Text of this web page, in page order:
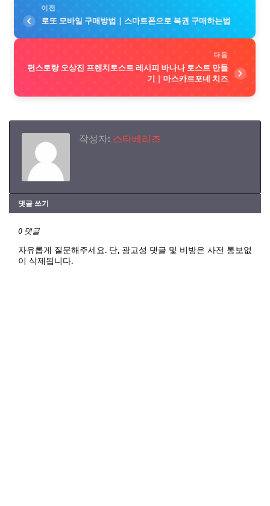
이전
로또 모바일 구매방법｜스마트폰으로 복권 구매하는법
다음
편스토랑 오상진 프렌치토스트 레시피 바나나 토스트 만들
기｜마스카르포네 치즈
작성자: 스타베리즈
댓글 쓰기
0 댓글
자유롭게 질문해주세요. 단, 광고성 댓글 및 비방은 사전 통보없
이 삭제됩니다.